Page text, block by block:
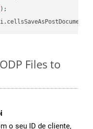
);
Files to
o seu ID de cliente,